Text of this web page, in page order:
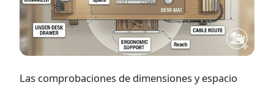
Las comprobaciones de dimensiones y espacio